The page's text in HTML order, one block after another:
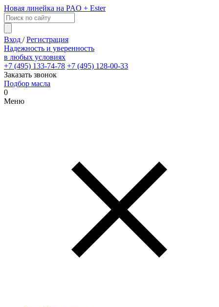
Новая линейка на PAO + Ester
Вход /Регистрация
Надежность и уверенность
в любых условиях
+7 (495) 133-74-78 +7 (495) 128-00-33
Заказать звонок
Подбор масла
0
Меню